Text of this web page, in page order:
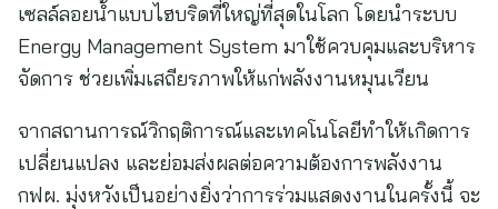
เซลล์ลอยน้ำแบบไฮบริดที่ใหญ่ที่สุดในโลก โดยนำระบบ
Energy Management System มาใช้ควบคุมและบริหาร
จัดการ ช่วยเพิ่มเสถียรภาพให้แก่พลังงานหมุนเวียน
จากสถานการณ์วิกฤติการณ์และเทคโนโลยีทำให้เกิดการ
เปลี่ยนแปลง และย่อมส่งผลต่อความต้องการพลังงาน
กฟผ. มุ่งหวังเป็นอย่างยิ่งว่าการร่วมแสดงงานในครั้งนี้ จะ